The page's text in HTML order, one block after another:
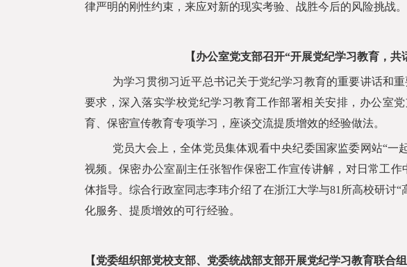
律严明的刚性约束，来应对新的现实考验、战胜今后的风险挑战。
【办公室党支部召开“开展党纪学习教育，共
为学习贯彻习近平总书记关于党纪学习教育的重要讲话和
要求，深入落实学校党纪学习教育工作部署相关安排，办公室
育、保密宣传教育专项学习，座谈交流提质增效的经验做法。
党员大会上，全体党员集体观看中央纪委国家监委网站“一
视频。保密办公室副主任张智作保密工作宣传讲解，对日常工
体指导。综合行政室同志李玮介绍了在浙江大学与81 所高校研讨“
化服务、提质增效的可行经验。
【党委组织部党校支部、党委统战部支部开展党纪学习教育联合组